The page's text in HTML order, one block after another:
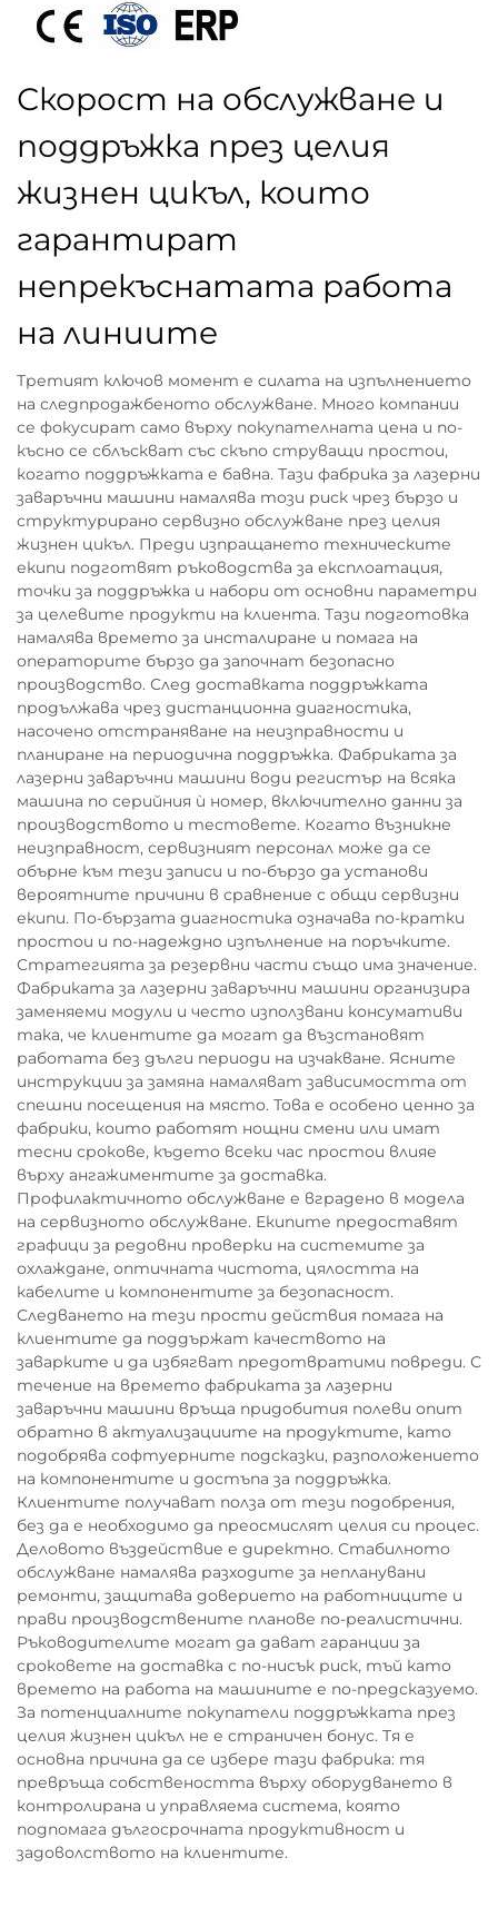
Скорост на обслужване и
поддръжка през целия
жизнен цикъл, които
гарантират
непрекъснатата работа
на линиите
Третият ключов момент е силата на изпълнението
на следпродажбеното обслужване. Много компании
се фокусират само върху покупателната цена и по-
късно се сблъскват със скъпо струващи простои,
когато поддръжката е бавна. Тази фабрика за лазерни
заваръчни машини намалява този риск чрез бързо и
структурирано сервизно обслужване през целия
жизнен цикъл. Преди изпращането техническите
екипи подготвят ръководства за експлоатация,
точки за поддръжка и набори от основни параметри
за целевите продукти на клиента. Тази подготовка
намалява времето за инсталиране и помага на
операторите бързо да започнат безопасно
производство. След доставката поддръжката
продължава чрез дистанционна диагностика,
насочено отстраняване на неизправности и
планиране на периодична поддръжка. Фабриката за
лазерни заваръчни машини води регистър на всяка
машина по серийния ѝ номер, включително данни за
производството и тестовете. Когато възникне
неизправност, сервизният персонал може да се
обърне към тези записи и по-бързо да установи
вероятните причини в сравнение с общи сервизни
екипи. По-бързата диагностика означава по-кратки
простои и по-надеждно изпълнение на поръчките.
Стратегията за резервни части също има значение.
Фабриката за лазерни заваръчни машини организира
заменяеми модули и често използвани консумативи
така, че клиентите да могат да възстановят
работата без дълги периоди на изчакване. Ясните
инструкции за замяна намаляват зависимостта от
спешни посещения на място. Това е особено ценно за
фабрики, които работят нощни смени или имат
тесни срокове, където всеки час простои влияе
върху ангажиментите за доставка.
Профилактичното обслужване е вградено в модела
на сервизното обслужване. Екипите предоставят
графици за редовни проверки на системите за
охлаждане, оптичната чистота, цялостта на
кабелите и компонентите за безопасност.
Следването на тези прости действия помага на
клиентите да поддържат качеството на
заварките и да избягват предотвратими повреди. С
течение на времето фабриката за лазерни
заваръчни машини връща придобития полеви опит
обратно в актуализациите на продуктите, като
подобрява софтуерните подсказки, разположението
на компонентите и достъпа за поддръжка.
Клиентите получават полза от тези подобрения,
без да е необходимо да преосмислят целия си процес.
Деловото въздействие е директно. Стабилното
обслужване намалява разходите за непланувани
ремонти, защитава доверието на работниците и
прави производствените планове по-реалистични.
Ръководителите могат да дават гаранции за
сроковете на доставка с по-нисък риск, тъй като
времето на работа на машините е по-предсказуемо.
За потенциалните покупатели поддръжката през
целия жизнен цикъл не е страничен бонус. Тя е
основна причина да се избере тази фабрика: тя
превръща собствеността върху оборудването в
контролирана и управляема система, която
подпомага дългосрочната продуктивност и
задоволството на клиентите.